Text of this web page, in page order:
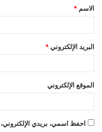
*
الاسم *
البريد الإلكتروني *
الموقع الإلكتروني
احفظ اسمي، بريدي